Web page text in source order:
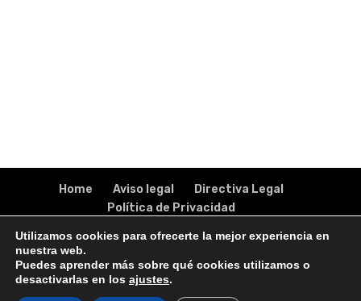
Home Aviso legal
Directiva Legal
Política de Privacidad
Solicita Información
Test Online
Utilizamos cookies para ofrecerte la mejor experiencia en
nuestra web.
Puedes aprender más sobre qué cookies utilizamos o
desactivarlas en los ajustes.